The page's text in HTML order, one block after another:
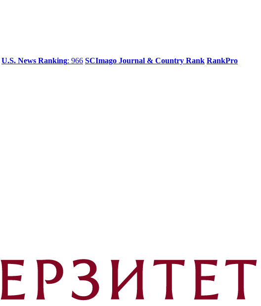
U.S. News Ranking: 966 SCImago Journal & Country Rank RankPro